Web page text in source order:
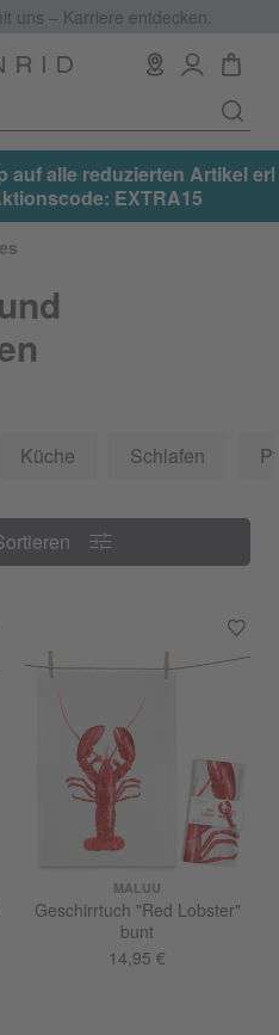
uns – Karriere entdecken.
Artikel erhalten.
EXTRA15
Küche Schlafen
MALUU
Geschirrtuch "Red Lobster"
bunt
14,95 €